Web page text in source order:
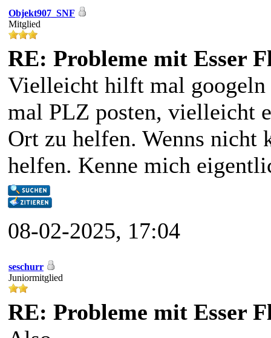
Objekt907_SNF
Mitglied
RE: Probleme mit Esser
Vielleicht hilft mal
mal PLZ posten, vielleicht
Ort zu helfen. Wenns nicht
helfen. Kenne mich
08-02-2025, 17:04
seschurr
Juniormitglied
RE: Probleme mit Esser